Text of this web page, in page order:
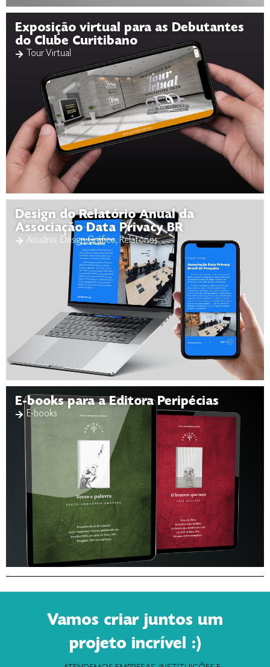
Exposição virtual para as Debutantes
do Clube Curitibano
Tour Virtual
Design do Relatório Anual da
Associação Data Privacy BR
Anuário, Design Gráfico, Relatórios
E-books para a Editora Peripécias
E-books
Vamos criar juntos um
projeto incrível :)